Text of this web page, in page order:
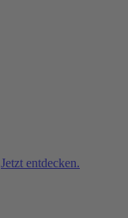
Jetzt entdecken.